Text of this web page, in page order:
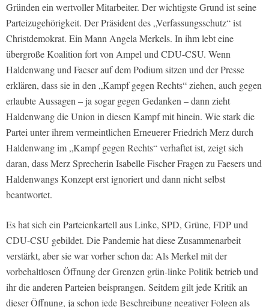
Gründen ein wertvoller Mitarbeiter. Der wichtigste Grund ist seine
Parteizugehörigkeit. Der Präsident des „Verfassungsschutz“ ist
Christdemokrat. Ein Mann Angela Merkels. In ihm lebt eine
übergroße Koalition fort von Ampel und CDU-CSU. Wenn
Haldenwang und Faeser auf dem Podium sitzen und der Presse
erklären, dass sie in den „Kampf gegen Rechts“ ziehen, auch gegen
erlaubte Aussagen – ja sogar gegen Gedanken – dann zieht
Haldenwang die Union in diesen Kampf mit hinein. Wie stark die
Partei unter ihrem vermeintlichen Erneuerer Friedrich Merz durch
Haldenwang im „Kampf gegen Rechts“ verhaftet ist, zeigt sich
daran, dass Merz Sprecherin Isabelle Fischer Fragen zu Faesers und
Haldenwangs Konzept erst ignoriert und dann nicht selbst
beantwortet.
Es hat sich ein Parteienkartell aus Linke, SPD, Grüne, FDP und
CDU-CSU gebildet. Die Pandemie hat diese Zusammenarbeit
verstärkt, aber sie war vorher schon da: Als Merkel mit der
vorbehaltlosen Öffnung der Grenzen grün-linke Politik betrieb und
ihr die anderen Parteien beisprangen. Seitdem gilt jede Kritik an
dieser Öffnung, ja schon jede Beschreibung negativer Folgen als